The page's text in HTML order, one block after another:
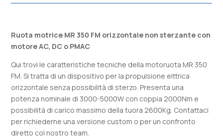
Ruota motrice MR 350 FM orizzontale non sterzante con
motore AC, DC o PMAC
Qui trovi le caratteristiche tecniche della motoruota MR 350
FM. Si tratta di un dispositivo per la propulsione elttrica
orizzontale senza possibilità di sterzo. Presenta una
potenza nominale di 3000-5000W con coppia 2000Nm e
possibilità di carico massimo della tuora 2600Kg. Contattaci
per richiederne una versione custom o per un confronto
diretto col nostro team.